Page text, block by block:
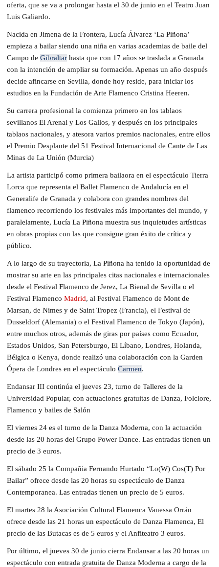
oferta, que se va a prolongar hasta el 30 de junio en el Teatro Juan
Luis Galiardo.
Nacida en Jimena de la Frontera, Lucía Álvarez ‘La Piñona’
empieza a bailar siendo una niña en varias academias de baile del
Campo de Gibraltar hasta que con 17 años se traslada a Granada
con la intención de ampliar su formación. Apenas un año después
decide afincarse en Sevilla, donde hoy reside, para iniciar los
estudios en la Fundación de Arte Flamenco Cristina Heeren.
Su carrera profesional la comienza primero en los tablaos
sevillanos El Arenal y Los Gallos, y después en los principales
tablaos nacionales, y atesora varios premios nacionales, entre ellos
el Premio Desplante del 51 Festival Internacional de Cante de Las
Minas de La Unión (Murcia)
La artista participó como primera bailaora en el espectáculo Tierra
Lorca que representa el Ballet Flamenco de Andalucía en el
Generalife de Granada y colabora con grandes nombres del
flamenco recorriendo los festivales más importantes del mundo, y
paralelamente, Lucía La Piñona muestra sus inquietudes artísticas
en obras propias con las que consigue gran éxito de crítica y
público.
A lo largo de su trayectoria, La Piñona ha tenido la oportunidad de
mostrar su arte en las principales citas nacionales e internacionales
desde el Festival Flamenco de Jerez, La Bienal de Sevilla o el
Festival Flamenco Madrid, al Festival Flamenco de Mont de
Marsan, de Nimes y de Saint Tropez (Francia), el Festival de
Dusseldorf (Alemania) o el Festival Flamenco de Tokyo (Japón),
entre muchos otros, además de giras por países como Ecuador,
Estados Unidos, San Petersburgo, El Líbano, Londres, Holanda,
Bélgica o Kenya, donde realizó una colaboración con la Garden
Ópera de Londres en el espectáculo Carmen.
Endansar III continúa el jueves 23, turno de Talleres de la
Universidad Popular, con actuaciones gratuitas de Danza, Folclore,
Flamenco y bailes de Salón
El viernes 24 es el turno de la Danza Moderna, con la actuación
desde las 20 horas del Grupo Power Dance. Las entradas tienen un
precio de 3 euros.
El sábado 25 la Compañía Fernando Hurtado “Lo(W) Cos(T) Por
Bailar” ofrece desde las 20 horas su espectáculo de Danza
Contemporanea. Las entradas tienen un precio de 5 euros.
El martes 28 la Asociación Cultural Flamenca Vanessa Orrán
ofrece desde las 21 horas un espectáculo de Danza Flamenca, El
precio de las Butacas es de 5 euros y el Anfiteatro 3 euros.
Por último, el jueves 30 de junio cierra Endansar a las 20 horas un
espectáculo con entrada gratuita de Danza Moderna a cargo de la